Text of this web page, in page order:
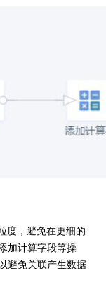
，避免在更细的
加计算字段等操
避免关联产生数据